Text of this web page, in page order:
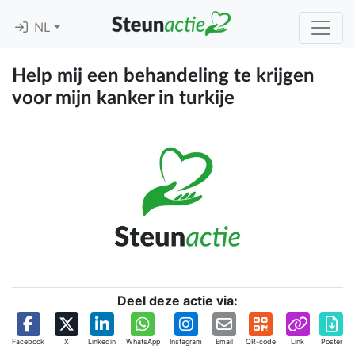
NL
Help mij een behandeling te krijgen
voor mijn kanker in turkije
Deel deze actie via:
Facebook X Linkedin WhatsApp Instagram Email QR-code Link Poster